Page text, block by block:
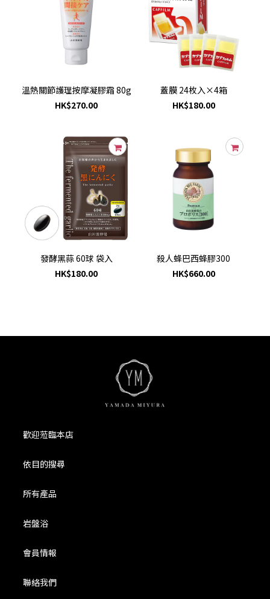
溫熱關節護理按摩凝膠霜 80g
HK$270.00
蓋膜 24枚入×4箱
HK$180.00
發酵黑蒜 60球 袋入
HK$180.00
殺人蜂巴西蜂膠300
HK$660.00
歡迎蒞臨本店
依目的搜尋
所有產品
岩盤浴
會員情報
聯絡我們